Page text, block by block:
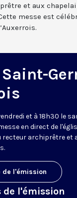
et aux
messe est
Saint-
et à 18h30 le
en direct de
recteur archiprêtre et
de l'émission
de l'émission